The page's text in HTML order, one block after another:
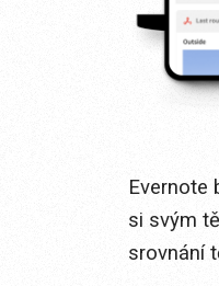
Evernote
si svým
srovnání